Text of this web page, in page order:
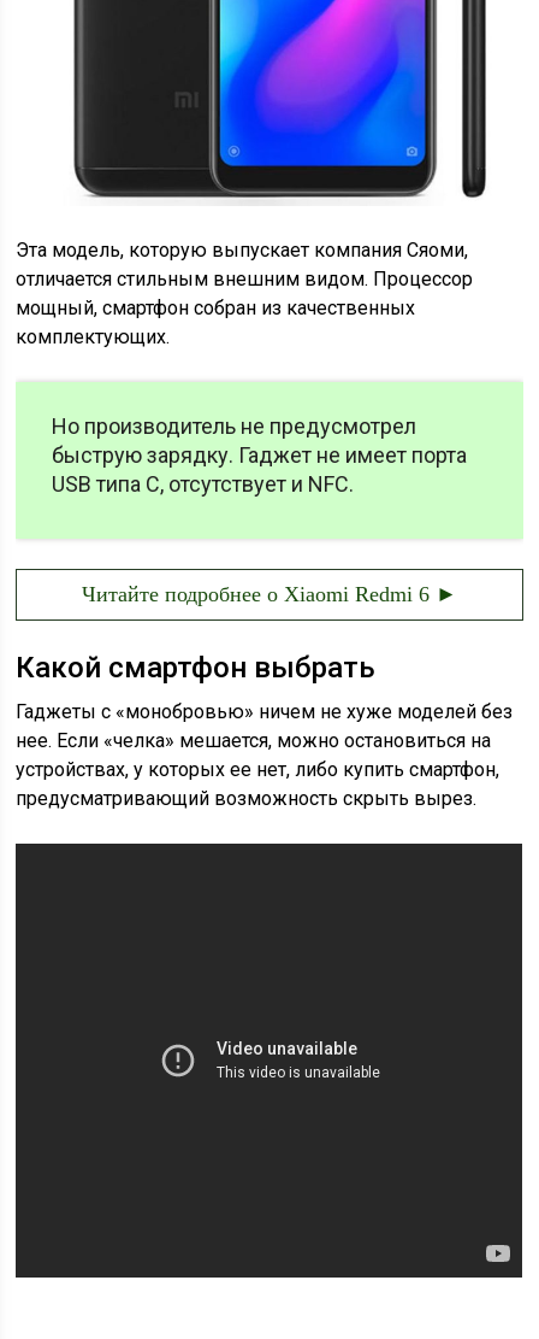
Эта модель, которую выпускает компания Сяоми,
отличается стильным внешним видом. Процессор
мощный, смартфон собран из качественных
комплектующих.
Но производитель не предусмотрел
быструю зарядку. Гаджет не имеет порта
USB типа С, отсутствует и NFC.
Читайте подробнее о Xiaomi Redmi 6 ►
Какой смартфон выбрать
Гаджеты с «монобровью» ничем не хуже моделей без
нее. Если «челка» мешается, можно остановиться на
устройствах, у которых ее нет, либо купить смартфон,
предусматривающий возможность скрыть вырез.